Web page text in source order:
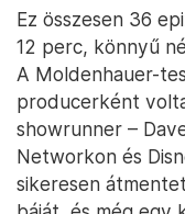
Ez összesen 36
12 perc, könnyű
A Moldenhauer-
producerként
showrunner –
Networkon és
sikeresen